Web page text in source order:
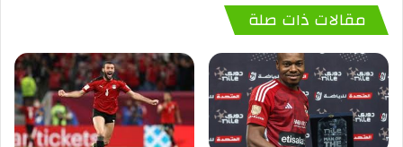
مقالات ذات صلة